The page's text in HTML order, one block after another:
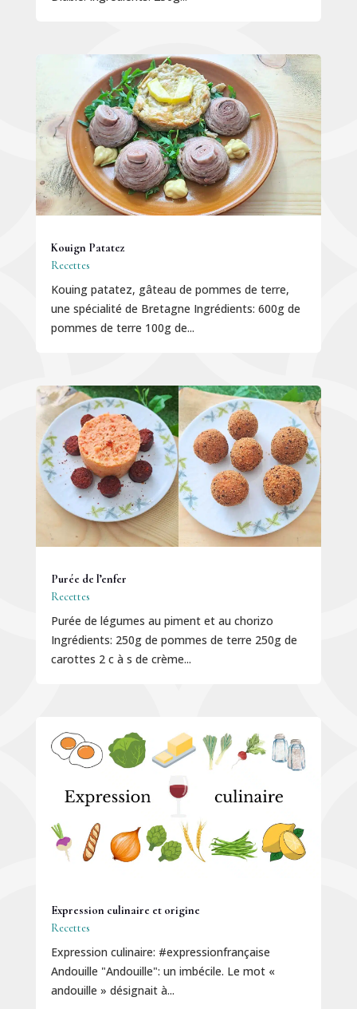
Kouign Patatez
Recettes
Kouing patatez, gâteau de pommes de terre,
une spécialité de Bretagne Ingrédients: 600g de
pommes de terre 100g de...
Purée de l’enfer
Recettes
Purée de légumes au piment et au chorizo
Ingrédients: 250g de pommes de terre 250g de
carottes 2 c à s de crème...
Expression culinaire et origine
Recettes
Expression culinaire: #expressionfrançaise
Andouille "Andouille": un imbécile. Le mot «
andouille » désignait à...